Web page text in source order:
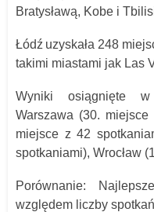
Bratysławą, Kobe i
Łódź uzyskała 248
takimi miastami jak Las
Wyniki osiągnięte
Warszawa (30.
miejsce z 42
spotkaniami), Wrocław
Porównanie:
względem liczby